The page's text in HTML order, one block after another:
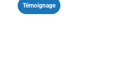
Témoignage